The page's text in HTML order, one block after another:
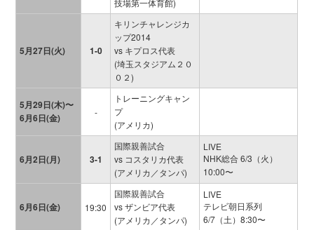
5月27日(火) 1-0
キリンチャレンジカ
ップ2014
vs キプロス代表
(埼玉スタジアム２０
０２)
5月29日(木)〜
6月6日(金)
-
トレーニングキャン
プ
(アメリカ)
6月2日(月) 3-1
国際親善試合
vs コスタリカ代表
(アメリカ／タンパ)
LIVE
NHK総合 6/3（火）
10:00〜
6月6日(金) 19:30
国際親善試合
vs ザンビア代表
(アメリカ／タンパ)
LIVE
テレビ朝日系列
6/7（土）8:30〜